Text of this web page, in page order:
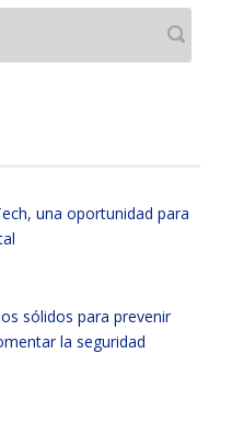
una oportunidad para
sólidos para prevenir
la seguridad